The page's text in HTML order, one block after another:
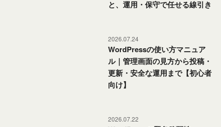
と、運用・保守で任せる線引き
2026.07.24
WordPressの使い方マニュア
ル｜管理画面の見方から投稿・
更新・安全な運用まで【初心者
向け】
2026.07.22